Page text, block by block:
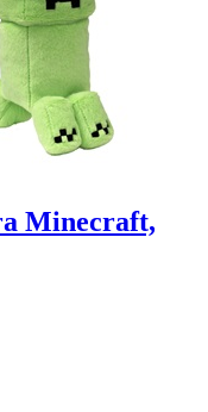
Minecraft,